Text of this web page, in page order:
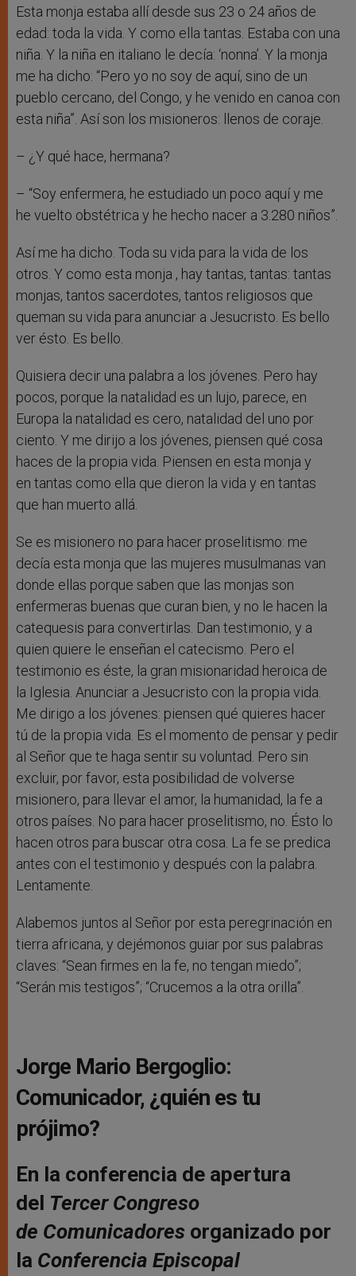
Esta monja estaba allí desde sus 23 o 24 años de
edad: toda la vida. Y como ella tantas. Estaba con una
niña. Y la niña en italiano le decía: ‘nonna’. Y la monja
me ha dicho: “Pero yo no soy de aquí, sino de un
pueblo cercano, del Congo, y he venido en canoa con
esta niña”. Así son los misioneros: llenos de coraje.
– ¿Y qué hace, hermana?
– “Soy enfermera, he estudiado un poco aquí y me
he vuelto obstétrica y he hecho nacer a 3.280 niños”.
Así me ha dicho. Toda su vida para la vida de los
otros. Y como esta monja , hay tantas, tantas: tantas
monjas, tantos sacerdotes, tantos religiosos que
queman su vida para anunciar a Jesucristo. Es bello
ver ésto. Es bello.
Quisiera decir una palabra a los jóvenes. Pero hay
pocos, porque la natalidad es un lujo, parece, en
Europa la natalidad es cero, natalidad del uno por
ciento. Y me dirijo a los jóvenes, piensen qué cosa
haces de la propia vida. Piensen en esta monja y
en tantas como ella que dieron la vida y en tantas
que han muerto allá.
Se es misionero no para hacer proselitismo: me
decía esta monja que las mujeres musulmanas van
donde ellas porque saben que las monjas son
enfermeras buenas que curan bien, y no le hacen la
catequesis para convertirlas. Dan testimonio, y a
quien quiere le enseñan el catecismo. Pero el
testimonio es éste, la gran misionaridad heroica de
la Iglesia. Anunciar a Jesucristo con la propia vida.
Me dirigo a los jóvenes: piensen qué quieres hacer
tú de la propia vida. Es el momento de pensar y pedir
al Señor que te haga sentir su voluntad. Pero sin
excluir, por favor, esta posibilidad de volverse
misionero, para llevar el amor, la humanidad, la fe a
otros países. No para hacer proselitismo, no. Ésto lo
hacen otros para buscar otra cosa. La fe se predica
antes con el testimonio y después con la palabra.
Lentamente.
Alabemos juntos al Señor por esta peregrinación en
tierra africana, y dejémonos guiar por sus palabras
claves: “Sean firmes en la fe, no tengan miedo”;
“Serán mis testigos”; “Crucemos a la otra orilla”.
Jorge Mario Bergoglio:
Comunicador, ¿quién es tu
prójimo?
En la conferencia de apertura
del Tercer Congreso
de Comunicadores organizado por
la Conferencia Episcopal